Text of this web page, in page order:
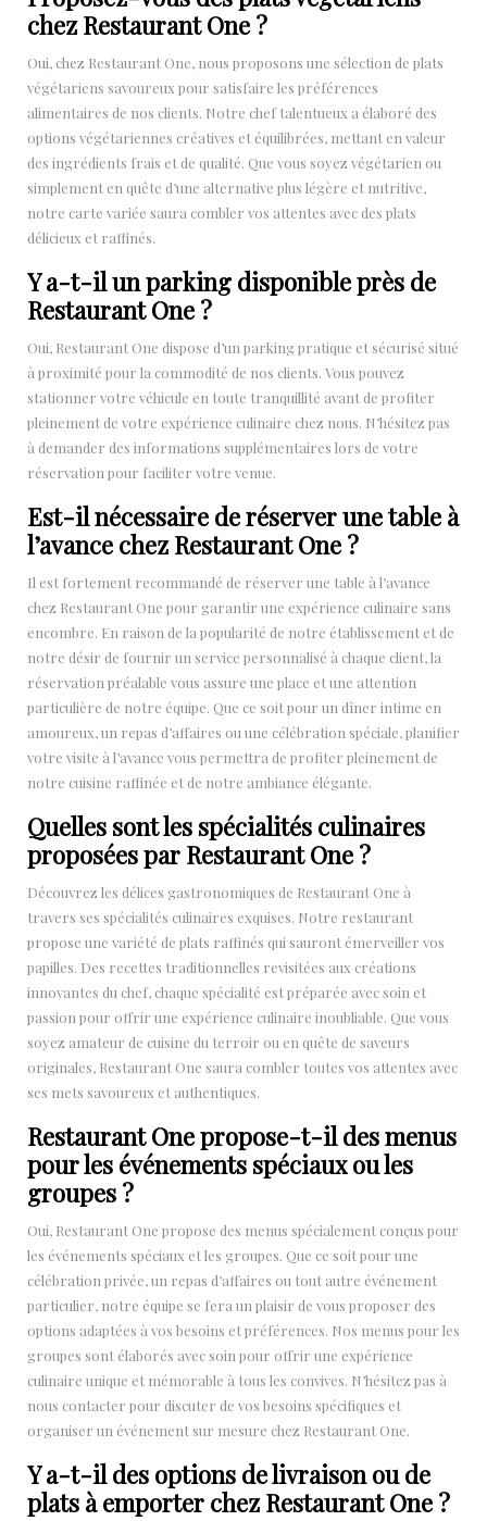
chez Restaurant One ?
Oui, chez Restaurant One, nous proposons une sélection de plats
végétariens savoureux pour satisfaire les préférences
alimentaires de nos clients. Notre chef talentueux a élaboré des
options végétariennes créatives et équilibrées, mettant en valeur
des ingrédients frais et de qualité. Que vous soyez végétarien ou
simplement en quête d’une alternative plus légère et nutritive,
notre carte variée saura combler vos attentes avec des plats
délicieux et raffinés.
Y a-t-il un parking disponible près de
Restaurant One ?
Oui, Restaurant One dispose d’un parking pratique et sécurisé situé
à proximité pour la commodité de nos clients. Vous pouvez
stationner votre véhicule en toute tranquillité avant de profiter
pleinement de votre expérience culinaire chez nous. N’hésitez pas
à demander des informations supplémentaires lors de votre
réservation pour faciliter votre venue.
Est-il nécessaire de réserver une table à
l’avance chez Restaurant One ?
Il est fortement recommandé de réserver une table à l’avance
chez Restaurant One pour garantir une expérience culinaire sans
encombre. En raison de la popularité de notre établissement et de
notre désir de fournir un service personnalisé à chaque client, la
réservation préalable vous assure une place et une attention
particulière de notre équipe. Que ce soit pour un dîner intime en
amoureux, un repas d’affaires ou une célébration spéciale, planifier
votre visite à l’avance vous permettra de profiter pleinement de
notre cuisine raffinée et de notre ambiance élégante.
Quelles sont les spécialités culinaires
proposées par Restaurant One ?
Découvrez les délices gastronomiques de Restaurant One à
travers ses spécialités culinaires exquises. Notre restaurant
propose une variété de plats raffinés qui sauront émerveiller vos
papilles. Des recettes traditionnelles revisitées aux créations
innovantes du chef, chaque spécialité est préparée avec soin et
passion pour offrir une expérience culinaire inoubliable. Que vous
soyez amateur de cuisine du terroir ou en quête de saveurs
originales, Restaurant One saura combler toutes vos attentes avec
ses mets savoureux et authentiques.
Restaurant One propose-t-il des menus
pour les événements spéciaux ou les
groupes ?
Oui, Restaurant One propose des menus spécialement conçus pour
les événements spéciaux et les groupes. Que ce soit pour une
célébration privée, un repas d’affaires ou tout autre événement
particulier, notre équipe se fera un plaisir de vous proposer des
options adaptées à vos besoins et préférences. Nos menus pour les
groupes sont élaborés avec soin pour offrir une expérience
culinaire unique et mémorable à tous les convives. N’hésitez pas à
nous contacter pour discuter de vos besoins spécifiques et
organiser un événement sur mesure chez Restaurant One.
Y a-t-il des options de livraison ou de
plats à emporter chez Restaurant One ?